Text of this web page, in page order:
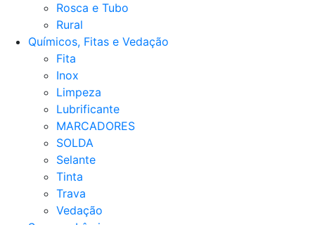
Rosca e Tubo
Rural
Químicos, Fitas e Vedação
Fita
Inox
Limpeza
Lubrificante
MARCADORES
SOLDA
Selante
Tinta
Trava
Vedação